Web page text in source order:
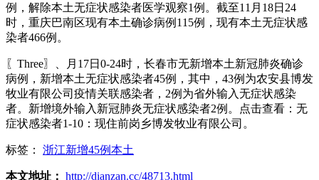
例，解除本土无症状感染者医学观察1例。截至11月18日24
时，重庆巴南区现有本土确诊病例115例，现有本土无症状感
染者466例。
〖Three〗、月17日0-24时，长春市无新增本土新冠肺炎确诊
病例，新增本土无症状感染者45例，其中，43例为农安县博发
牧业有限公司疫情关联感染者，2例为省外输入无症状感染
者。新增境外输入新冠肺炎无症状感染者2例。点击查看：无
症状感染者1-10：现住前岗乡博发牧业有限公司。
标签： 浙江新增45例本土
本文地址： http://dianzan.cc/48713.html